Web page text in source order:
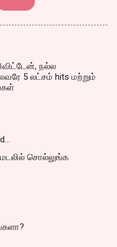
நல்ல
5 லட்சம் hits மற்றும்
சொல்லுங்க